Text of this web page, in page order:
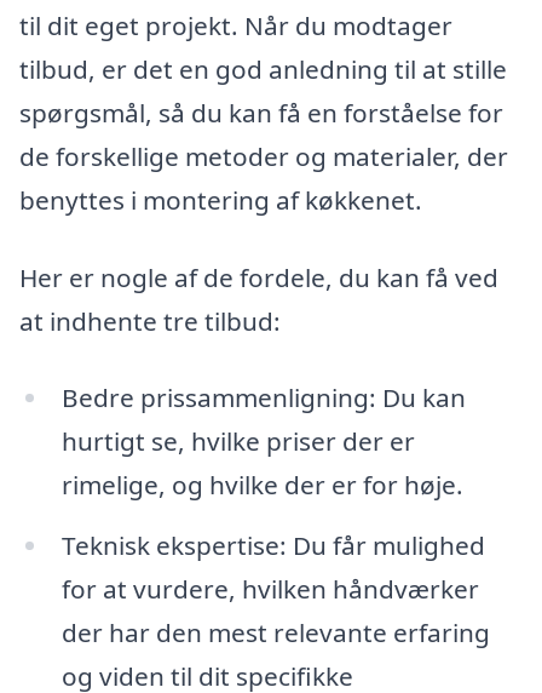
til dit eget projekt. Når du modtager
tilbud, er det en god anledning til at stille
spørgsmål, så du kan få en forståelse for
de forskellige metoder og materialer, der
benyttes i montering af køkkenet.
Her er nogle af de fordele, du kan få ved
at indhente tre tilbud:
Bedre prissammenligning: Du kan
hurtigt se, hvilke priser der er
rimelige, og hvilke der er for høje.
Teknisk ekspertise: Du får mulighed
for at vurdere, hvilken håndværker
der har den mest relevante erfaring
og viden til dit specifikke